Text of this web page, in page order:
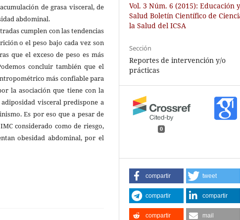
de grasa visceral, de
abdominal.
cumplen con las tendencias
o el peso bajo cada vez son
que el exceso de peso es más
concluir también que el
más confiable para
la asociación que tiene con la
visceral predispone a
Es por eso que a pesar de
considerado como de riesgo,
obesidad abdominal, por el
Vol. 3 Núm. 6 (2015): Educación y
Salud Boletín Científico de
la Salud del ICSA
Sección
Reportes de intervención y/o
prácticas
0
compartir tweet
compartir compartir
compartir mail